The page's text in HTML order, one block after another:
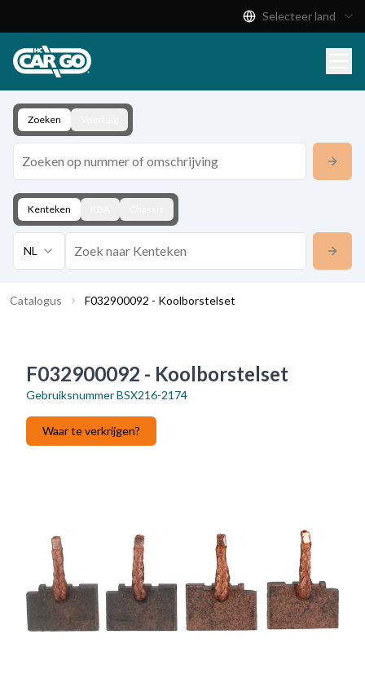
Download
Contact
Selecteer land
Zoeken
Kenteken
NL
Catalogus F032900092 - Koolborstelset
F032900092 - Koolborstelset
GebruiksnummerBSX216-2174
Waar te verkrijgen?